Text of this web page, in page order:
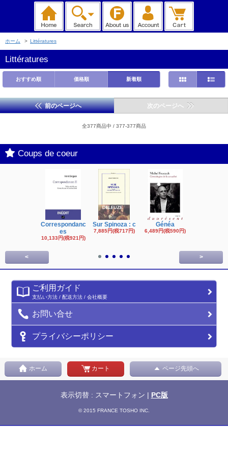
ホーム > Littératures
Littératures
おすすめ順 価格順 新着順
前のページへ 次のページへ
全377商品中 / 377-377商品
Coups de coeur
Correspondanc
es
10,133円(税921円)
Sur Spinoza : c
7,885円(税717円)
Généa
6,489円(税590円)
< >
ご利用ガイド
支払い方法 / 配送方法 / 会社概要
お問い合せ
プライバシーポリシー
ホーム カート ページ先頭へ
表示切替 : スマートフォン | PC版
© 2015 FRANCE TOSHO INC.